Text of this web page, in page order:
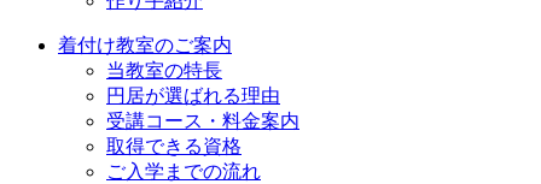
着付け教室のご案内
当教室の特長
円居が選ばれる理由
受講コース・料金案内
取得できる資格
ご入学までの流れ